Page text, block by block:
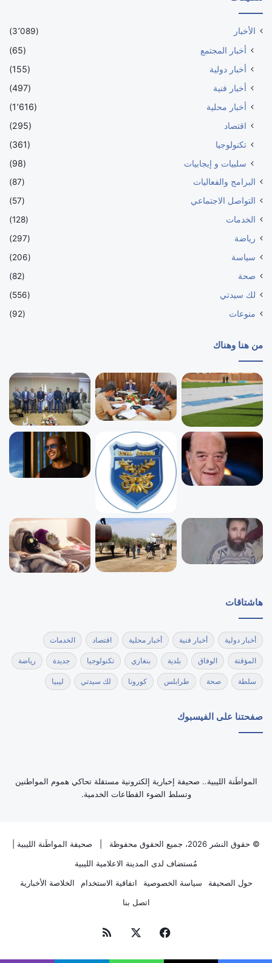
الأخبار (3٬089)
أخبار المجتمع
(65)
أخبار دولية
(155)
أخبار فنية
(497)
أخبار محلية
(1٬616)
اقتصاد
(295)
تكنولوجيا
(361)
سلبيات و إيجابيات
(98)
البرامج والفعاليات
(87)
التواصل الاجتماعي
(57)
الخدمات
(128)
رياضة
(297)
سياسة
(206)
صحة
(82)
لك سيدتي
(556)
منوعات
(92)
من هنا وهناك
هاشتاقات
أخبار دولية أخبار فنية أخبار محلية اقتصاد الخدمات
المؤقتة الوفاق بلدية بنغازي تكنولوجيا جديدة رياضة
سلطة صحة طرابلس كورونا لك سيدتي ليبيا
صفحتنا على الفيسبوك
‏المواطَنة الليبية.. صحيفة إخبارية إلكترونية مستقلة تحاكي هموم المواطنين
وتسلط الضوء القطاعات الخدمية.
© حقوق النشر 2026، جميع الحقوق محفوظة | صحيفة المواطَنة الليبية
مُستضاف لدى المدينة الاعلامية الليبية
حول الصحيفة
سياسة الخصوصية اتفاقية الاستخدام
الخلاصة الأخبارية
اتصل بنا
فيسبوك ملخص